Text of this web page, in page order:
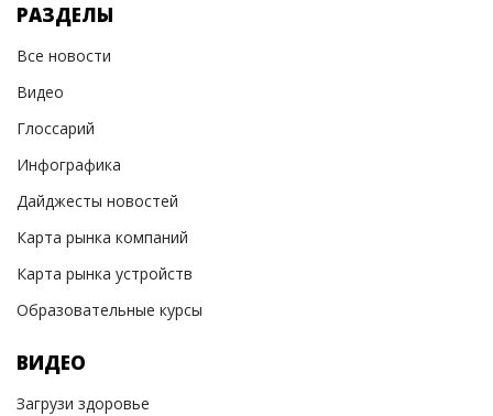
РАЗДЕЛЫ
Все новости
Видео
Глоссарий
Инфографика
Дайджесты новостей
Карта рынка компаний
Карта рынка устройств
Образовательные курсы
ВИДЕО
Загрузи здоровье